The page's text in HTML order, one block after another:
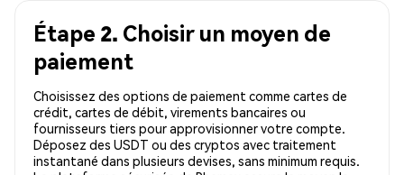
Étape 2. Choisir un moyen de
paiement
Choisissez des options de paiement comme cartes de
crédit, cartes de débit, virements bancaires ou
fournisseurs tiers pour approvisionner votre compte.
Déposez des USDT ou des cryptos avec traitement
instantané dans plusieurs devises, sans minimum requis.